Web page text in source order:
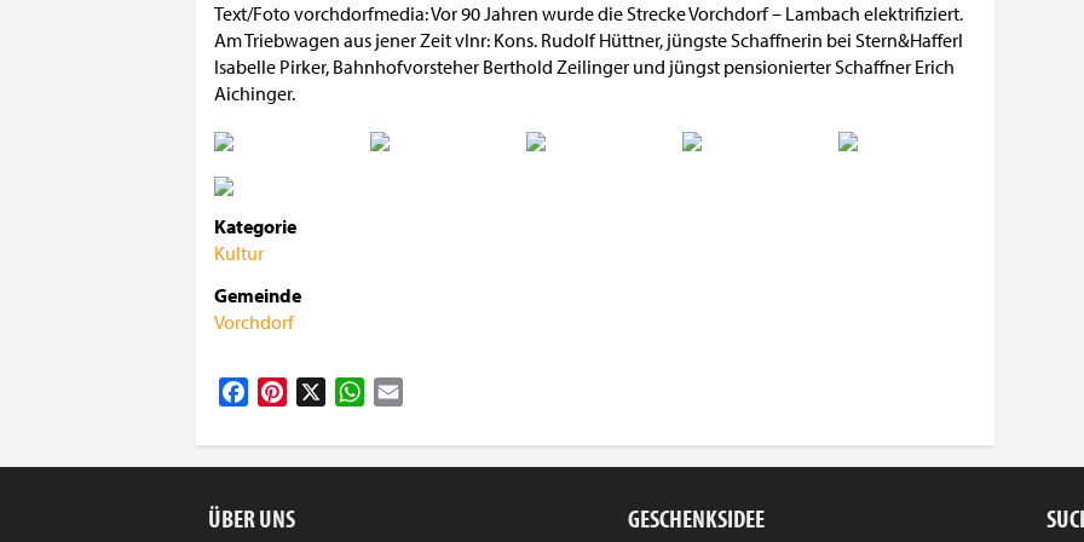
Text/Foto vorchdorfmedia: Vor 90 Jahren wurde die Strecke Vorchdorf – Lambach elektrifiziert.
Am Triebwagen aus jener Zeit vlnr: Kons. Rudolf Hüttner, jüngste Schaffnerin bei Stern&Hafferl
Isabelle Pirker, Bahnhofvorsteher Berthold Zeilinger und jüngst pensionierter Schaffner Erich
Aichinger.
Kategorie
Kultur
Gemeinde
Vorchdorf
FacebookPinterest WhatsApp
ÜBER UNS GESCHENKSIDEE